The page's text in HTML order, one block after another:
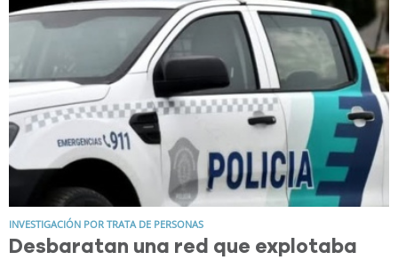
INVESTIGACIÓN POR TRATA DE PERSONAS
Desbaratan una red que explotaba